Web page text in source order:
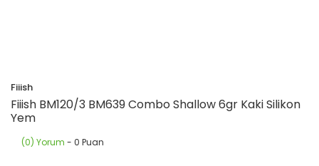
Fiiish
Fiiish BM120/3 BM639 Combo Shallow 6gr Kaki Silikon
Yem
(0) Yorum - 0 Puan